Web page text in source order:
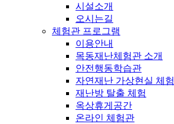
시설소개
오시는길
체험관 프로그램
이용안내
목동재난체험관 소개
안전행동학습관
자연재난 가상현실 체험
재난방 탈출 체험
옥상휴게공간
온라인 체험관